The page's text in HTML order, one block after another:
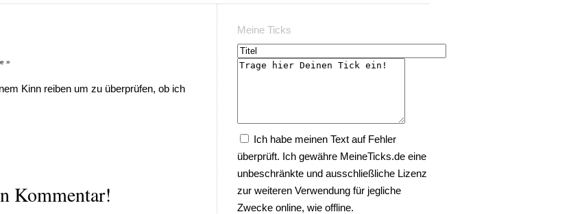
»
Kinn reiben um zu überprüfen, ob ich
Kommentar!
Meine Ticks
Ich habe meinen Text auf Fehler
überprüft. Ich gewähre MeineTicks.de eine
unbeschränkte und ausschließliche Lizenz
zur weiteren Verwendung für jegliche
Zwecke online, wie offline.